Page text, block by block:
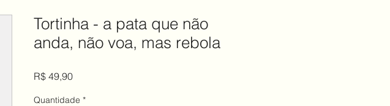
Tortinha - a pata que não
anda, não voa, mas rebola
R$ 49,90Preço
Quantidade *